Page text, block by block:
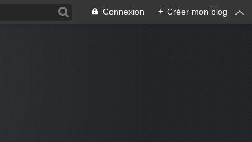
Connexion + Créer mon blog